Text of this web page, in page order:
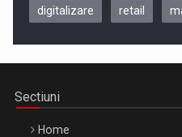
Be Inspired. Make it Happen!,
digitalizare retail
Sectiuni
Home